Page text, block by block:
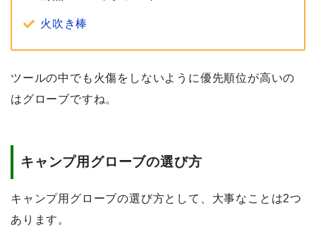
火吹き棒
ツールの中でも火傷をしないように優先順位が高いの
はグローブですね。
キャンプ用グローブの選び方
キャンプ用グローブの選び方として、大事なことは2つ
あります。